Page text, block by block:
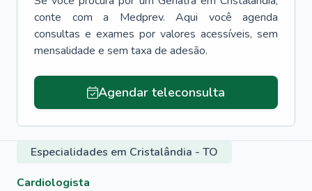
conte com a Medprev. Aqui você agenda
consultas e exames por valores acessíveis, sem
mensalidade e sem taxa de adesão.
Agendar teleconsulta
Especialidades em Cristalândia - TO
Cardiologista